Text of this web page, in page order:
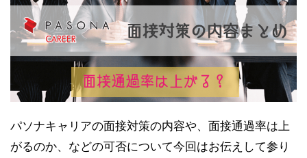
パソナキャリアの面接対策の内容や、面接通過率は上
がるのか、などの可否について今回はお伝えして参り